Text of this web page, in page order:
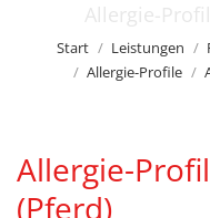
Allergie-
Sie befinden sich hier:
Start Leistungen
Allergie-Profile
Allergie-
(Pferd)